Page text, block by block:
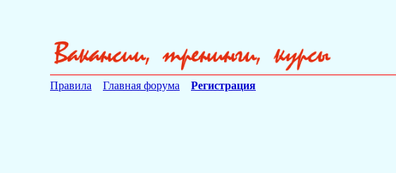
Правила Главная форума Регистрация